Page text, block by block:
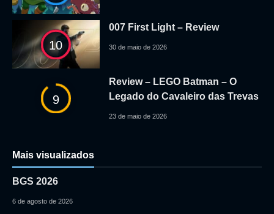
10
007 First Light – Review
30 de maio de 2026
9
Review – LEGO Batman – O
Legado do Cavaleiro das Trevas
23 de maio de 2026
Mais visualizados
BGS 2026
6 de agosto de 2026